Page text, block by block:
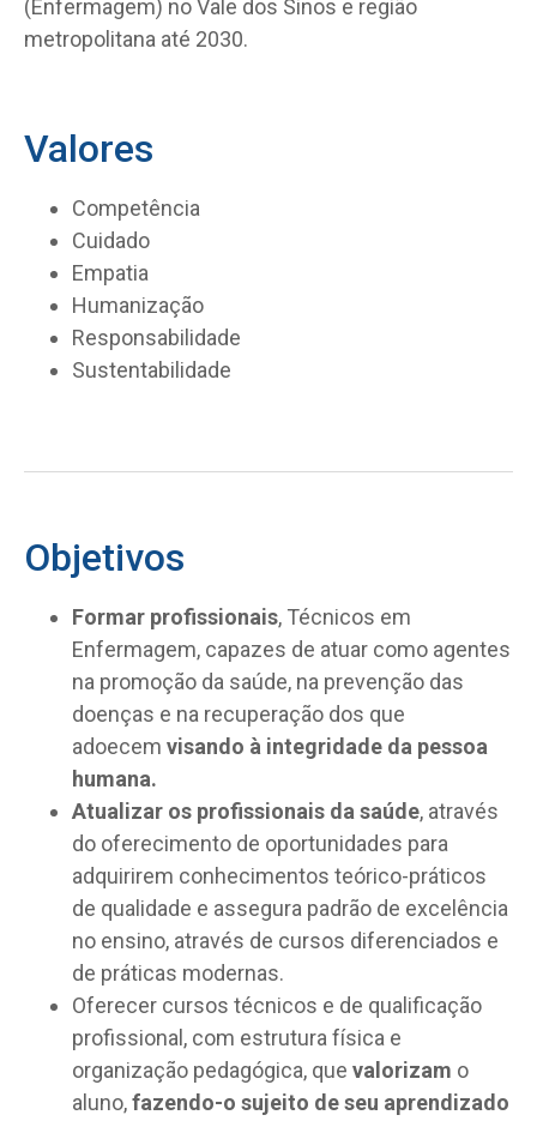
(Enfermagem) no Vale dos Sinos e região
metropolitana até 2030.
Valores
Competência
Cuidado
Empatia
Humanização
Responsabilidade
Sustentabilidade
Objetivos
Formar profissionais, Técnicos em
Enfermagem, capazes de atuar como agentes
na promoção da saúde, na prevenção das
doenças e na recuperação dos que
adoecem visando à integridade da pessoa
humana.
Atualizar os profissionais da saúde, através
do oferecimento de oportunidades para
adquirirem conhecimentos teórico-práticos
de qualidade e assegura padrão de excelência
no ensino, através de cursos diferenciados e
de práticas modernas.
Oferecer cursos técnicos e de qualificação
profissional, com estrutura física e
organização pedagógica, que valorizam o
aluno,fazendo-o sujeito de seu aprendizado